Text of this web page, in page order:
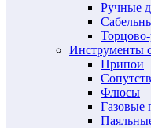
Ручные
Инструменты
Припои
Флюсы
Газовые